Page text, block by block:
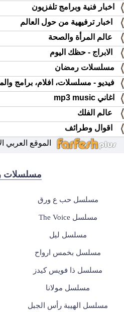
اخبار فنية وبرامج تلفزيون
اخبار ترفيهية من حول العالم
عالم المرأة والصحة
الابراج - حظك اليوم
مسلسلات رمضان
فيديو - مسلسلات، افلام، برامج
اغاني mp3 music
عالم الفلك
اقوال وطرائف
الموقع العربي
مسلسلات
مسلسل حب ع ورق
مسلسل The Voice
مسلسل ليل
مسلسل بخمس ارواح
مسلسل ذا فويس كيدز
مسلسل مولانا
مسلسل الهيبة رأس الجبل